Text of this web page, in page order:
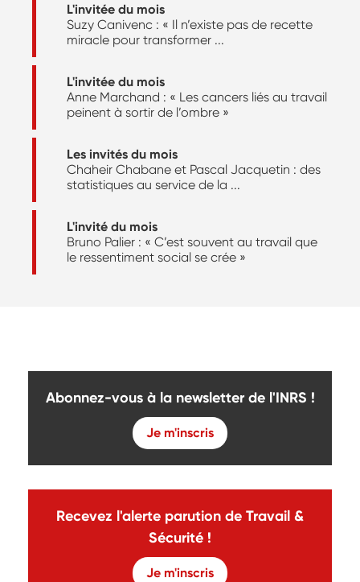
L'invitée du mois
Suzy Canivenc : « Il n’existe pas de recette
miracle pour transformer ...
L'invitée du mois
Anne Marchand : « Les cancers liés au travail
peinent à sortir de l’ombre »
Les invités du mois
Chaheir Chabane et Pascal Jacquetin : des
statistiques au service de la ...
L'invité du mois
Bruno Palier : « C’est souvent au travail que
le ressentiment social se crée »
Abonnez-vous à la newsletter de l'INRS !
Je m'inscris
Recevez l'alerte parution de Travail &
Sécurité !
Je m'inscris